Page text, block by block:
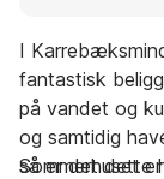
I
fantastisk
på vandet og
og samtidig
så er det dette
Sommerhuset